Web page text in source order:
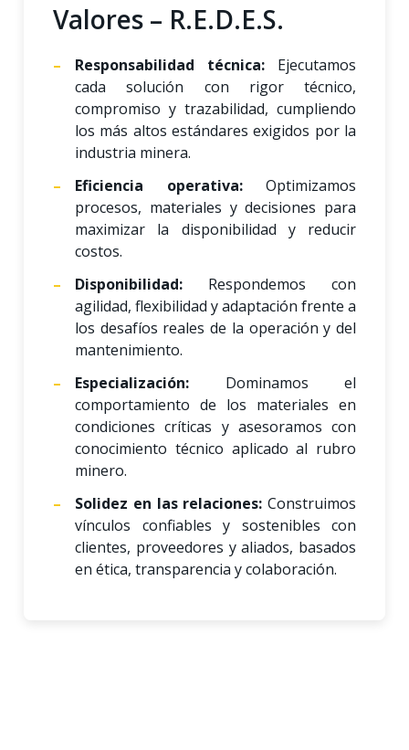
Valores – R.E.D.E.S.
Responsabilidad técnica: Ejecutamos
cada solución con rigor técnico,
compromiso y trazabilidad, cumpliendo
los más altos estándares exigidos por la
industria minera.
Eficiencia operativa:Optimizamos
procesos, materiales y decisiones para
maximizar la disponibilidad y reducir
costos.
Disponibilidad: Respondemos con
agilidad, flexibilidad y adaptación frente a
los desafíos reales de la operación y del
mantenimiento.
Especialización: Dominamos el
comportamiento de los materiales en
condiciones críticas y asesoramos con
conocimiento técnico aplicado al rubro
minero.
Solidez en las relaciones: Construimos
vínculos confiables y sostenibles con
clientes, proveedores y aliados, basados
en ética, transparencia y colaboración.